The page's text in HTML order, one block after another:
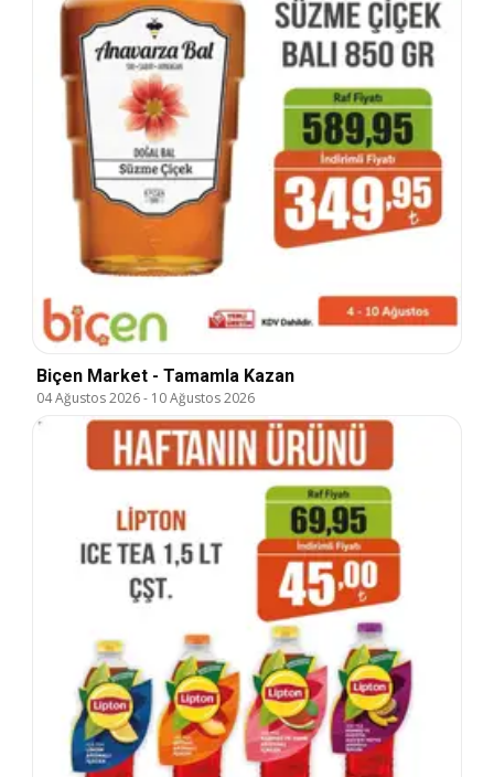
Biçen Market - Tamamla Kazan
04 Ağustos 2026- 10 Ağustos 2026